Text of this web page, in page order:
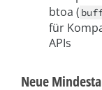
btoa (
für
APIs
Neue